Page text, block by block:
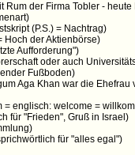
Rum der Firma Tobler -
(P.S.) = Nachtrag)
Hoch der Aktienbörse)
Aufforderung")
oder auch
Fußboden)
Aga Khan war die
= englisch: welcome =
für "Frieden", Gruß in Israel)
für "alles egal")